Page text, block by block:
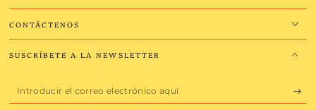
CONTÁCTENOS
SUSCRÍBETE A LA NEWSLETTER
Introducir